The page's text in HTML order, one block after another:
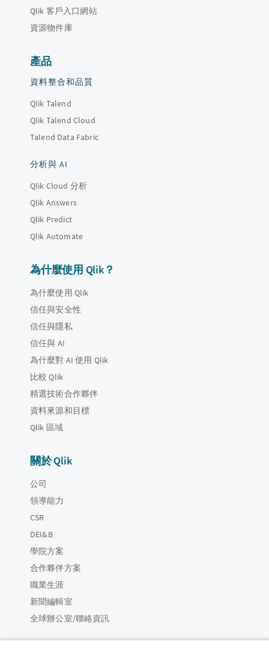
Qlik 客戶入口網站
資源物件庫
產品
資料整合和品質
Qlik Talend
Qlik Talend Cloud
Talend Data Fabric
分析與 AI
Qlik Cloud 分析
Qlik Answers
Qlik Predict
Qlik Automate
為什麼使用 Qlik？
為什麼使用 Qlik
信任與安全性
信任與隱私
信任與 AI
為什麼對 AI 使用 Qlik
比較 Qlik
精選技術合作夥伴
資料來源和目標
Qlik 區域
關於 Qlik
公司
領導能力
CSR
DEI&B
學院方案
合作夥伴方案
職業生涯
新聞編輯室
全球辦公室/聯絡資訊